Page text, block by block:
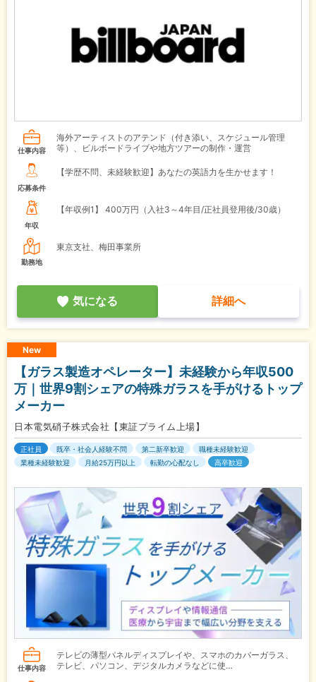
仕事内容
海外アーティストのアテンド（付き添い、スケジュール管理
等）、ビルボードライブや地方ツアーの制作・運営
応募条件
【学歴不問、未経験歓迎】あなたの英語力を生かせます！
年収
【年収例1】 400万円（入社3～4年目/正社員登用後/30歳）
勤務地
東京支社、梅田事業所
気になる 詳細へ
New
【ガラス製造オペレーター】未経験から年収500
万｜世界9割シェアの特殊ガラスを手がけるトップ
メーカー
日本電気硝子株式会社【東証プライム上場】
正社員 既卒・社会人経験不問 第二新卒歓迎
職種未経験歓迎
業種未経験歓迎
月給25万円以上 転勤の心配なし 高卒歓迎
仕事内容
テレビの薄型パネルディスプレイや、スマホのカバーガラス、
テレビ、パソコン、デジタルカメラなどに使…